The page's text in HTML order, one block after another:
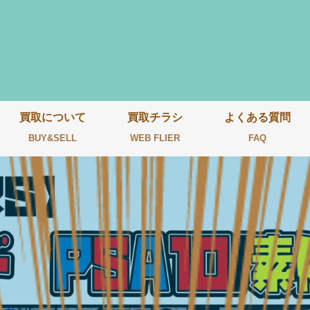
買取について
BUY&SELL
買取チラシ
WEB FLIER
よくある質問
FAQ